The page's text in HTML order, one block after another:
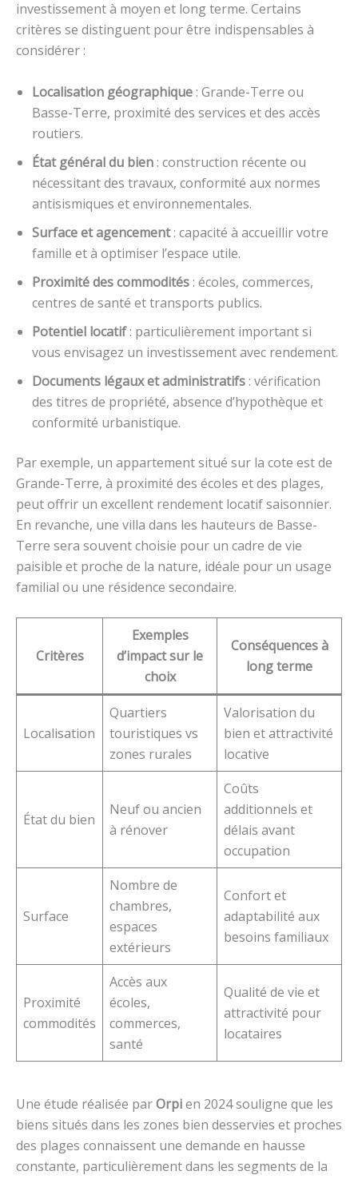
investissement à moyen et long terme. Certains
critères se distinguent pour être indispensables à
considérer :
Localisation géographique : Grande-Terre ou
Basse-Terre, proximité des services et des accès
routiers.
État général du bien : construction récente ou
nécessitant des travaux, conformité aux normes
antisismiques et environnementales.
Surface et agencement: capacité à accueillir votre
famille et à optimiser l’espace utile.
Proximité des commodités : écoles, commerces,
centres de santé et transports publics.
Potentiel locatif: particulièrement important si
vous envisagez un investissement avec rendement.
Documents légaux et administratifs : vérification
des titres de propriété, absence d’hypothèque et
conformité urbanistique.
Par exemple, un appartement situé sur la cote est de
Grande-Terre, à proximité des écoles et des plages,
peut offrir un excellent rendement locatif saisonnier.
En revanche, une villa dans les hauteurs de Basse-
Terre sera souvent choisie pour un cadre de vie
paisible et proche de la nature, idéale pour un usage
familial ou une résidence secondaire.
Critères
Exemples
d’impact sur le
choix
Conséquences à
long terme
Localisation
Quartiers
touristiques vs
zones rurales
Valorisation du
bien et attractivité
locative
État du bien
Neuf ou ancien
à rénover
Coûts
additionnels et
délais avant
occupation
Surface
Nombre de
chambres,
espaces
extérieurs
Confort et
adaptabilité aux
besoins familiaux
Proximité
commodités
Accès aux
écoles,
commerces,
santé
Qualité de vie et
attractivité pour
locataires
Une étude réalisée parOrpien 2024 souligne que les
biens situés dans les zones bien desservies et proches
des plages connaissent une demande en hausse
constante, particulièrement dans les segments de la